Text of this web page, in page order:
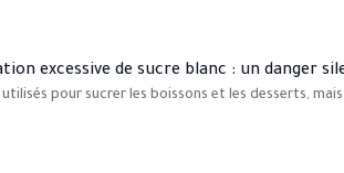
excessive de sucre blanc : un danger
pour sucrer les boissons et les desserts,